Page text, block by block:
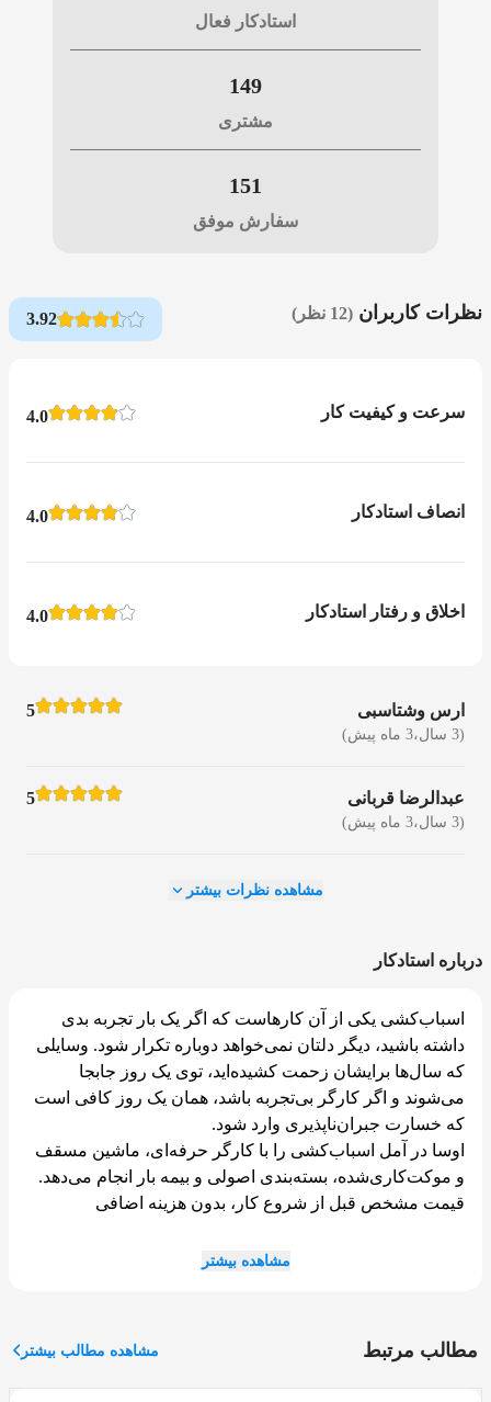
استادکار فعال
149
مشتری
151
سفارش موفق
نظرات کاربران (12 نظر) 3.92
سرعت و کیفیت کار 4.0
انصاف استادکار 4.0
اخلاق و رفتار استادکار 4.0
ارس وشتاسبی
(3 سال،3 ماه پیش)
5
عبدالرضا قربانی
(3 سال،3 ماه پیش)
5
مشاهده نظرات بیشتر
درباره استادکار
اسباب‌کشی یکی از آن کارهاست که اگر یک بار تجربه بدی
داشته باشید، دیگر دلتان نمی‌خواهد دوباره تکرار شود. وسایلی
که سال‌ها برایشان زحمت کشیده‌اید، توی یک روز جابجا
می‌شوند و اگر کارگر بی‌تجربه باشد، همان یک روز کافی است
که خسارت جبران‌ناپذیری وارد شود.
اوسا در آمل اسباب‌کشی را با کارگر حرفه‌ای، ماشین مسقف
و موکت‌کاری‌شده، بسته‌بندی اصولی و بیمه بار انجام می‌دهد.
قیمت مشخص قبل از شروع کار، بدون هزینه اضافی
آمل چند ویژگی دارد که اسباب‌کشی در آن را متفاوت می‌کند:
مشاهده بیشتر
مطالب مرتبط مشاهده مطالب بیشتر